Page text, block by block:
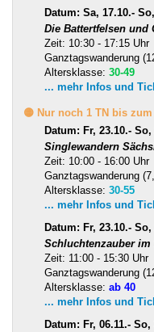
Datum: Sa, 17.10.-
Die Battertfelsen und
Zeit: 10:30 - 17:15 Uhr
Ganztagswanderung
Altersklasse: 30-49
... mehr Infos und
🟡 Nur noch 1 TN bis
Datum: Fr, 23.10.- So,
Singlewandern
Zeit: 10:00 - 16:00 Uhr
Ganztagswanderung
Altersklasse: 30-55
... mehr Infos und
Datum: Fr, 23.10.- So,
Schluchtenzauber im
Zeit: 11:00 - 15:30 Uhr
Ganztagswanderung
Altersklasse: ab 40
... mehr Infos und
Datum: Fr, 06.11.- So,